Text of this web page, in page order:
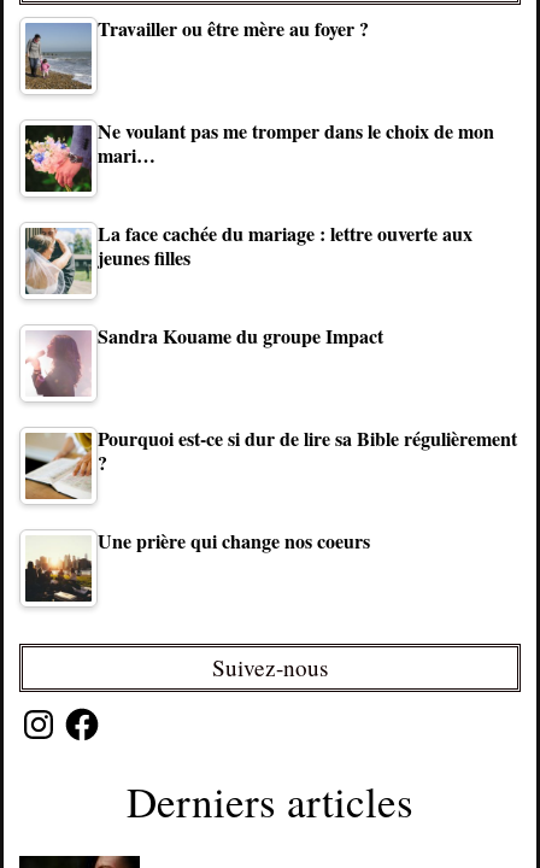
Travailler ou être mère au foyer ?
Ne voulant pas me tromper dans le choix de mon
mari…
La face cachée du mariage : lettre ouverte aux
jeunes filles
Sandra Kouame du groupe Impact
Pourquoi est-ce si dur de lire sa Bible régulièrement
?
Une prière qui change nos coeurs
Suivez-nous
InstagramFacebook
Derniers articles